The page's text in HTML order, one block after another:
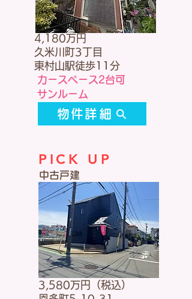
4,180万円
久米川町3丁目
東村山駅徒歩11分
カースペース2台可
​サンルーム
物件詳細
PICK UP
中古戸建
3,580万円（税込）